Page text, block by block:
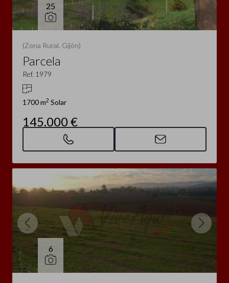
25
(Zona Rural. Gijón)
Parcela
Ref. 1979
1700 m2 Solar
145.000 €
6